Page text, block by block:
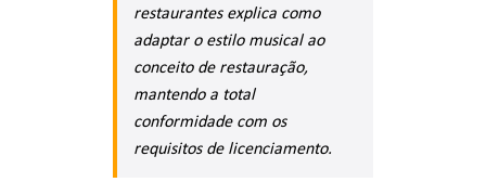
restaurantes explica como
adaptar o estilo musical ao
conceito de restauração,
mantendo a total
conformidade com os
requisitos de licenciamento.